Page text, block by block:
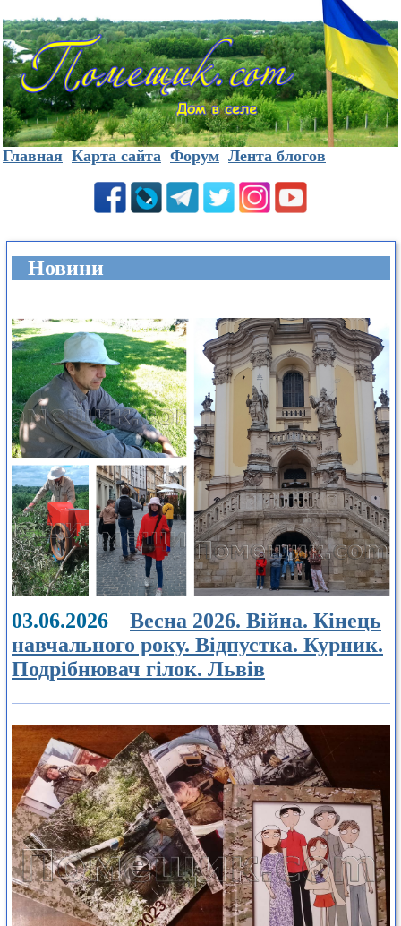
Главная Карта сайта Форум Лента блогов
Новини
03.06.2026 Весна 2026. Війна. Кінець
навчального року. Відпустка. Курник.
Подрібнювач гілок. Львів